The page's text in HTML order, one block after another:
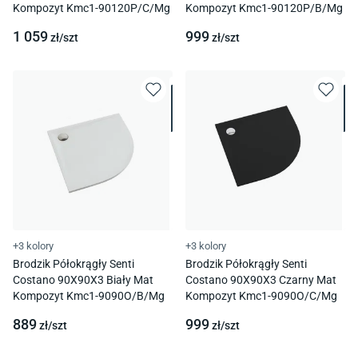
Kompozyt Kmc1-90120P/C/Mg
1 059zł/szt
Kompozyt Kmc1-90120P/B/Mg
999zł/szt
+3 kolory
Brodzik Półokrągły Senti
Costano 90X90X3 Biały Mat
Kompozyt Kmc1-9090O/B/Mg
889zł/szt
+3 kolory
Brodzik Półokrągły Senti
Costano 90X90X3 Czarny Mat
Kompozyt Kmc1-9090O/C/Mg
999zł/szt